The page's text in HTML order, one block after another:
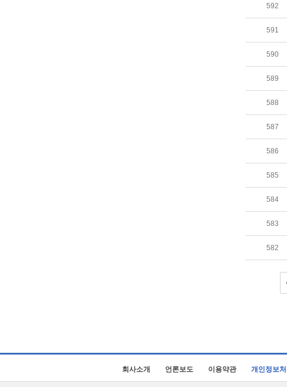
592
591
590
589
588
587
586
585
584
583
582
회사소개 언론보도 이용약관 개인정보